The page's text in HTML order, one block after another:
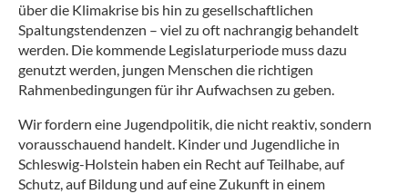
über die Klimakrise bis hin zu gesellschaftlichen
Spaltungstendenzen – viel zu oft nachrangig behandelt
werden. Die kommende Legislaturperiode muss dazu
genutzt werden, jungen Menschen die richtigen
Rahmenbedingungen für ihr Aufwachsen zu geben.
Wir fordern eine Jugendpolitik, die nicht reaktiv, sondern
vorausschauend handelt. Kinder und Jugendliche in
Schleswig-Holstein haben ein Recht auf Teilhabe, auf
Schutz, auf Bildung und auf eine Zukunft in einem